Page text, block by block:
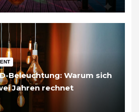
Beleuchtung: Warum sich
Jahren rechnet